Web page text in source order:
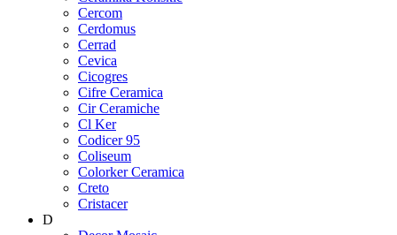
Cercom
Cerdomus
Cerrad
Cevica
Cicogres
Cifre Ceramica
Cir Ceramiche
Cl Ker
Codicer 95
Coliseum
Colorker Ceramica
Creto
Cristacer
D